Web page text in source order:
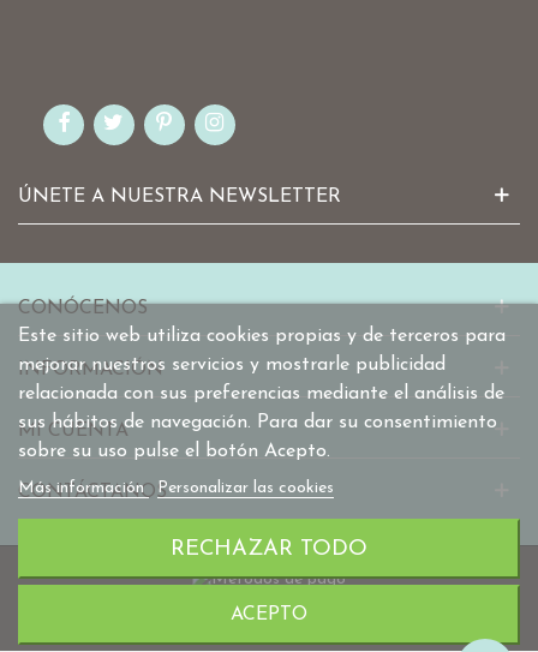
ÚNETE A NUESTRA NEWSLETTER
Este sitio web utiliza cookies propias y de terceros para
mejorar nuestros servicios y mostrarle publicidad
relacionada con sus preferencias mediante el análisis de
sus hábitos de navegación. Para dar su consentimiento
sobre su uso pulse el botón Acepto.
Más información Personalizar las cookies
RECHAZAR TODO
ACEPTO
CONÓCENOS
INFORMACIÓN
MI CUENTA
CONTÁCTANOS
© 2010-2025 mabaonline.com